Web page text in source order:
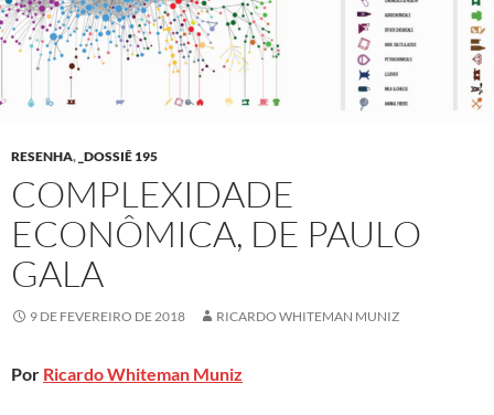
RESENHA, _DOSSIÊ 195
COMPLEXIDADE
ECONÔMICA, DE PAULO
GALA
9 DE FEVEREIRO DE 2018 RICARDO WHITEMAN MUNIZ
Por Ricardo Whiteman Muniz